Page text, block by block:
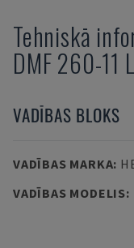
Tehniskā
DMF 260-11
VADĪBAS BLOKS
VADĪBAS MARKA:
VADĪBAS MODELIS: